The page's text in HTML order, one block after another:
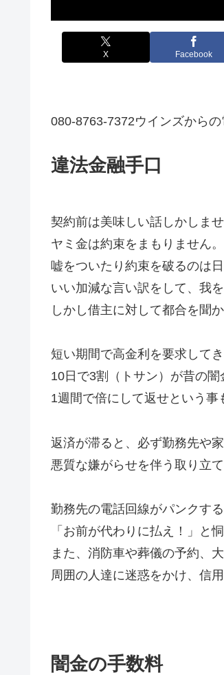
X Facebook
080-8763-7372ウインズからの
違法金融手口
契約前は美味しい話しかしま
ヤミ金は約束をまもりません。
嘘をついたり約束を破るのは日
いい加減な言い訳をして、我
しかし借主に対して都合を聞
短い期間で高金利を要求してき
10日で3割（トサン）が昔の
1週間で倍にして返せという事
返済が滞ると、必ず勤務先や
悪質な嫌がらせを伴う取り立て
勤務先の電話回線がパンクす
「お前が代わりに払え！」と
また、消防車や葬儀の予約、
周囲の人達に迷惑をかけ、信
闇金の手数料